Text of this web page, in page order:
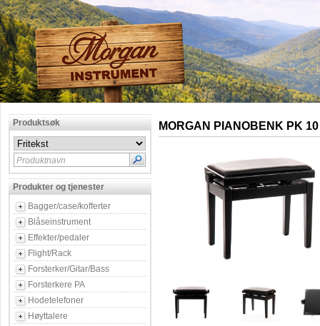
Produktsøk
Produktnavn
Produkter og tjenester
Bagger/case/kofferter
Blåseinstrument
Effekter/pedaler
Flight/Rack
Forsterker/Gitar/Bass
Forsterkere PA
Hodetelefoner
Høyttalere
MORGAN PIANOBENK PK